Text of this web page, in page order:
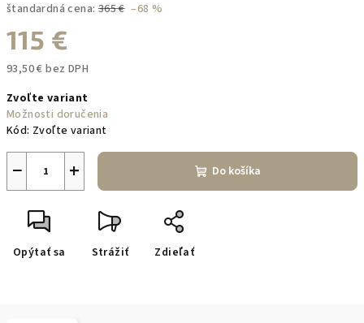
štandardná cena: 365 € –68 %
115 €
93,50 € bez DPH
cena:
Zvoľte variant
Možnosti doručenia
Kód: Zvoľte variant
+
− Do košíka
Opýtať sa Strážiť Zdieľať